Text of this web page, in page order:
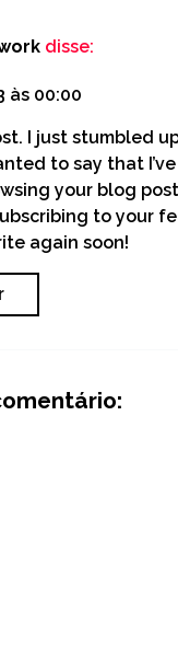
disse:
às 00:00
I just stumbled
to say that
your blog
to your
again soon!